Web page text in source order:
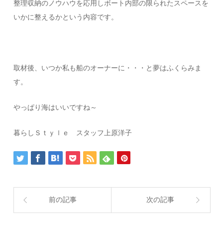
整理収納のノウハウを応用しボート内部の限られたスペースを
いかに整えるかという内容です。
取材後、いつか私も船のオーナーに・・・と夢はふくらみま
す。
やっぱり海はいいですね～
暮らしＳｔｙｌｅ スタッフ上原洋子
前の記事 次の記事